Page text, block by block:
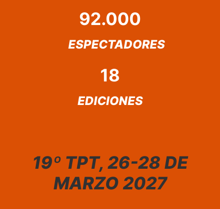
92.000
ESPECTADORES
18
EDICIONES
19º TPT, 26-28 DE
MARZO 2027